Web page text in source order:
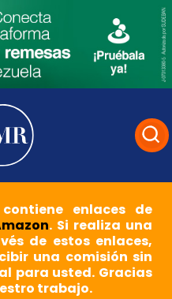
enlaces de
. Si realiza una
de estos enlaces,
una comisión sin
para usted. Gracias
trabajo.